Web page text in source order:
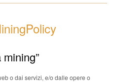
o dai servizi, e/o dalle opere o